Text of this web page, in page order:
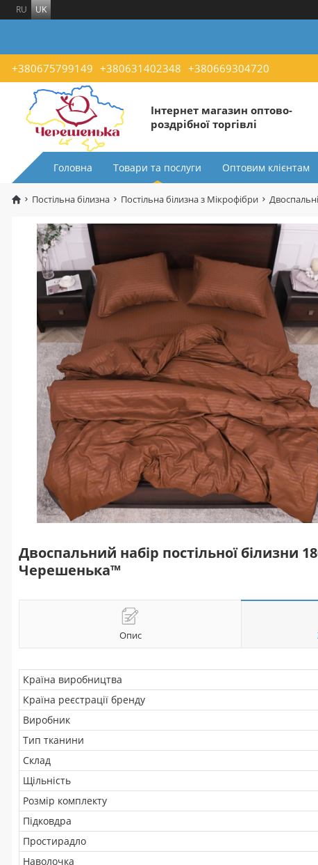
RU UK
+380675799149 +380631402348 +380669304720
Інтернет магазин оптово-
роздрібної торгівлі
Головна Товари та послуги Оптовим клієнтам
Постільна білизна Постільна білизна з Мікрофібри
Двоспальний набір постільної білизни
Черешенька™
Опис
Країна виробництва
Країна реєстрації бренду
Виробник
Тип тканини
Склад
Щільність
Розмір комплекту
Підковдра
Простирадло
Наволочка